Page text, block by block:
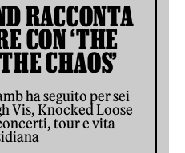
RACCONTA
CON ‘THE
CHAOS’
ha seguito per sei
Vis, Knocked Loose
tour e vita